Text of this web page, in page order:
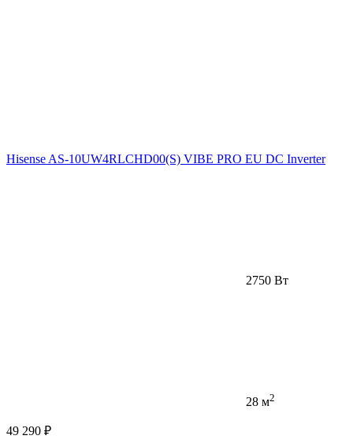
Hisense AS-10UW4RLCHD00(S) VIBE PRO EU DC Inverter
2750 Вт
28 м2
49 290 ₽